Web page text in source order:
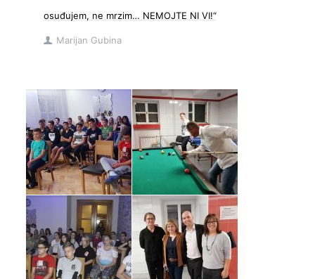
osuđujem, ne mrzim… NEMOJTE NI VI!“
Marijan Gubina